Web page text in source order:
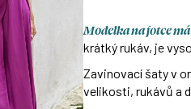
Modelka na fotce
krátký rukáv, je
Zavinovací šaty v
velikosti, rukávů a